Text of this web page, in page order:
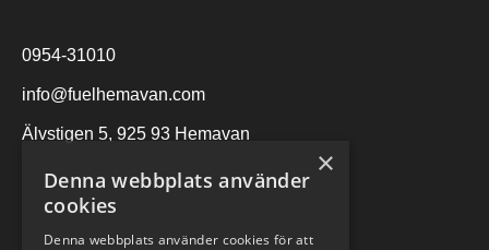
0954-31010
info@fuelhemavan.com
Älvstigen 5, 925 93 Hemavan
×
Denna webbplats använder
cookies
Denna webbplats använder cookies för att